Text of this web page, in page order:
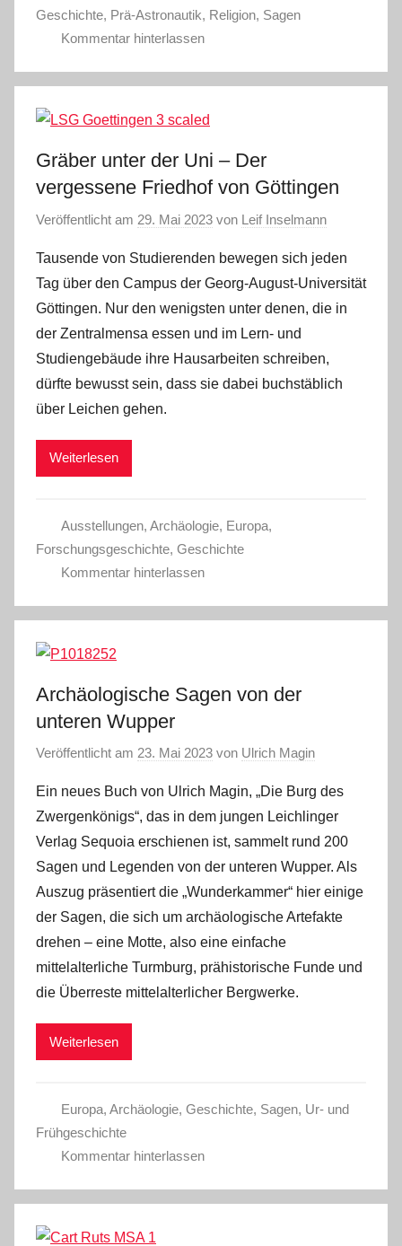
Geschichte, Prä-Astronautik, Religion, Sagen
Kommentar hinterlassen
Gräber unter der Uni – Der
vergessene Friedhof von Göttingen
Veröffentlicht am 29. Mai 2023 von Leif Inselmann
Tausende von Studierenden bewegen sich jeden
Tag über den Campus der Georg-August-Universität
Göttingen. Nur den wenigsten unter denen, die in
der Zentralmensa essen und im Lern- und
Studiengebäude ihre Hausarbeiten schreiben,
dürfte bewusst sein, dass sie dabei buchstäblich
über Leichen gehen.
Weiterlesen
Ausstellungen, Archäologie, Europa,
Forschungsgeschichte, Geschichte
Kommentar hinterlassen
Archäologische Sagen von der
unteren Wupper
Veröffentlicht am 23. Mai 2023 von Ulrich Magin
Ein neues Buch von Ulrich Magin, „Die Burg des
Zwergenkönigs“, das in dem jungen Leichlinger
Verlag Sequoia erschienen ist, sammelt rund 200
Sagen und Legenden von der unteren Wupper. Als
Auszug präsentiert die „Wunderkammer“ hier einige
der Sagen, die sich um archäologische Artefakte
drehen – eine Motte, also eine einfache
mittelalterliche Turmburg, prähistorische Funde und
die Überreste mittelalterlicher Bergwerke.
Weiterlesen
Europa, Archäologie, Geschichte, Sagen, Ur- und
Frühgeschichte
Kommentar hinterlassen